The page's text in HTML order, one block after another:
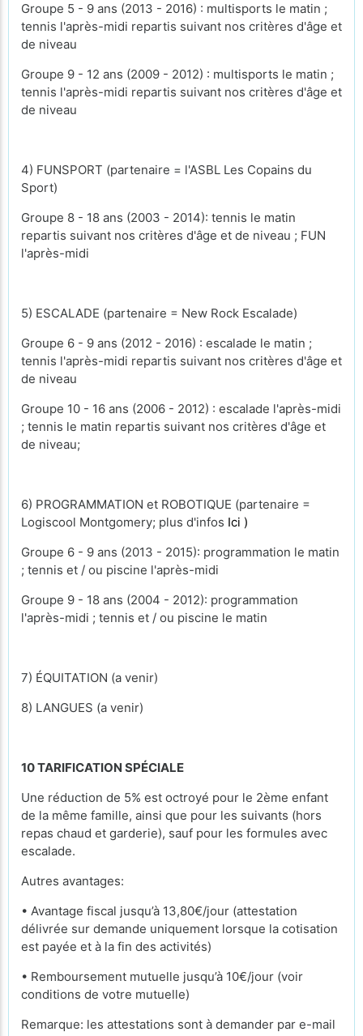
Groupe 5 - 9 ans (2013 - 2016) : multisports le matin ;
tennis l'après-midi repartis suivant nos critères d'âge et
de niveau
Groupe 9 - 12 ans (2009 - 2012) : multisports le matin ;
tennis l'après-midi repartis suivant nos critères d'âge et
de niveau
4) FUNSPORT (partenaire = l'ASBL Les Copains du
Sport)
Groupe 8 - 18 ans (2003 - 2014): tennis le matin
repartis suivant nos critères d'âge et de niveau ; FUN
l'après-midi
5) ESCALADE (partenaire = New Rock Escalade)
Groupe 6 - 9 ans (2012 - 2016) : escalade le matin ;
tennis l'après-midi repartis suivant nos critères d'âge et
de niveau
Groupe 10 - 16 ans (2006 - 2012) : escalade l'après-midi
; tennis le matin repartis suivant nos critères d'âge et
de niveau;
6) PROGRAMMATION et ROBOTIQUE (partenaire =
Logiscool Montgomery; plus d'infos Ici )
Groupe 6 - 9 ans (2013 - 2015): programmation le matin
; tennis et / ou piscine l'après-midi
Groupe 9 - 18 ans (2004 - 2012): programmation
l'après-midi ; tennis et / ou piscine le matin
7) ÉQUITATION (a venir)
8) LANGUES (a venir)
10 TARIFICATION SPÉCIALE
Une réduction de 5% est octroyé pour le 2ème enfant
de la même famille, ainsi que pour les suivants (hors
repas chaud et garderie), sauf pour les formules avec
escalade.
Autres avantages:
• Avantage fiscal jusqu’à 13,80€/jour (attestation
délivrée sur demande uniquement lorsque la cotisation
est payée et à la fin des activités)
• Remboursement mutuelle jusqu’à 10€/jour (voir
conditions de votre mutuelle)
Remarque: les attestations sont à demander par e-mail